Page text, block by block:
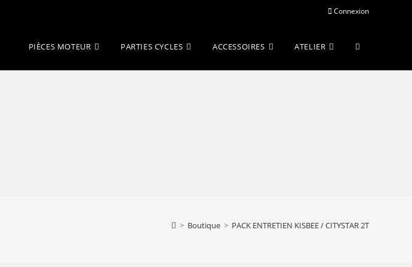
Connexion
PIÈCES MOTEUR PARTIES CYCLES ACCESSOIRES ATELIER Toggle
> Boutique > PACK ENTRETIEN KISBEE / CITYSTAR 2T